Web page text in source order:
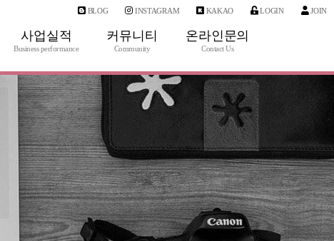
BLOG INSTAGRAM KAKAO LOGIN JOIN
사업실적
Business performance
사업실적
IT 갤러리
커뮤니티
Community
공지사항
온라인문의
Contact Us
1:1문의